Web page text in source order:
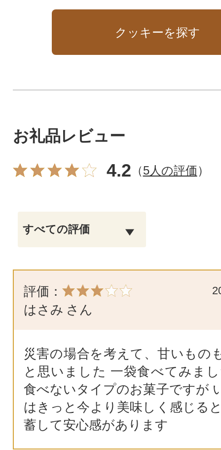
キーの詰合せです。
クッキーを探す
お礼品レビュー
4.2 （5人の評価）
評価：
はさみ さん
災害の場合を考えて、甘いもの
と思いました 一袋食べてみま
食べないタイプのお菓子ですが
はきっと今より美味しく感じる
蓄して安心感があります